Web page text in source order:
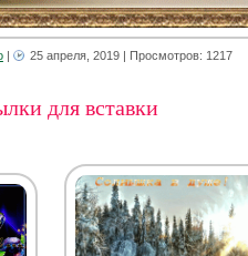
| 25 апреля, 2019| Просмотров: 1217
для вставки